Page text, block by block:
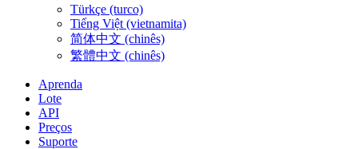
Türkçe (turco)
Tiếng Việt (vietnamita)
简体中文 (chinês)
繁體中文 (chinês)
Aprenda
Lote
API
Preços
Suporte